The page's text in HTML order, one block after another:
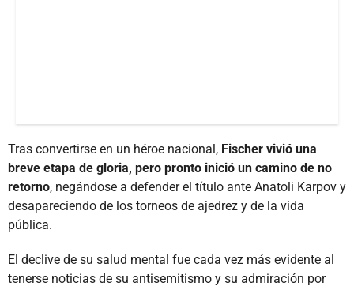
Tras convertirse en un héroe nacional, Fischer vivió una
breve etapa de gloria, pero pronto inició un camino de no
retorno, negándose a defender el título ante Anatoli Karpov y
desapareciendo de los torneos de ajedrez y de la vida
pública.
El declive de su salud mental fue cada vez más evidente al
tenerse noticias de su antisemitismo y su admiración por